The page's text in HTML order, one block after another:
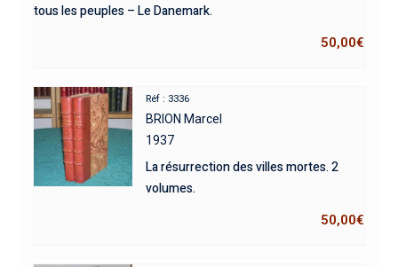
tous les peuples – Le Danemark.
50,00€
Réf : 3336
BRION Marcel
1937
La résurrection des villes mortes. 2
volumes.
50,00€